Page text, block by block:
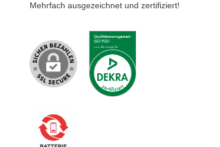
Mehrfach ausgezeichnet und zertifiziert!